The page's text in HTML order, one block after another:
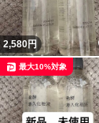
2,580円
最大10%対象